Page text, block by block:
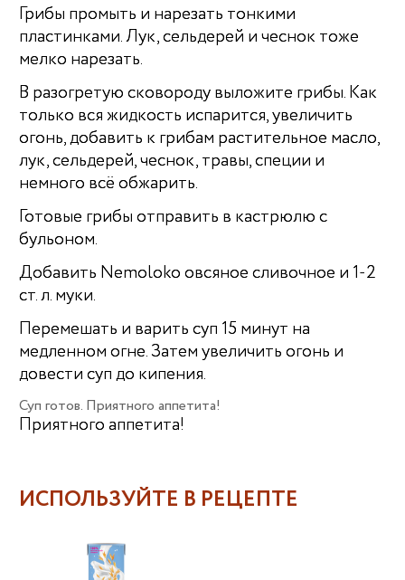
Грибы промыть и нарезать тонкими
пластинками. Лук, сельдерей и чеснок тоже
мелко нарезать.
В разогретую сковороду выложите грибы. Как
только вся жидкость испарится, увеличить
огонь, добавить к грибам растительное масло,
лук, сельдерей, чеснок, травы, специи и
немного всё обжарить.
Готовые грибы отправить в кастрюлю с
бульоном.
Добавить Nemoloko овсяное сливочное и 1-2
ст. л. муки.
Перемешать и варить суп 15 минут на
медленном огне. Затем увеличить огонь и
довести суп до кипения.
Суп готов. Приятного аппетита!
Приятного аппетита!
ИСПОЛЬЗУЙТЕ В РЕЦЕПТЕ